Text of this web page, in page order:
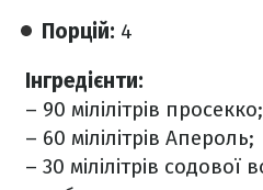
Порцій: 4
Інгредієнти:
– 90 мілілітрів просекко;
– 60 мілілітрів Апероль;
– 30 мілілітрів содової